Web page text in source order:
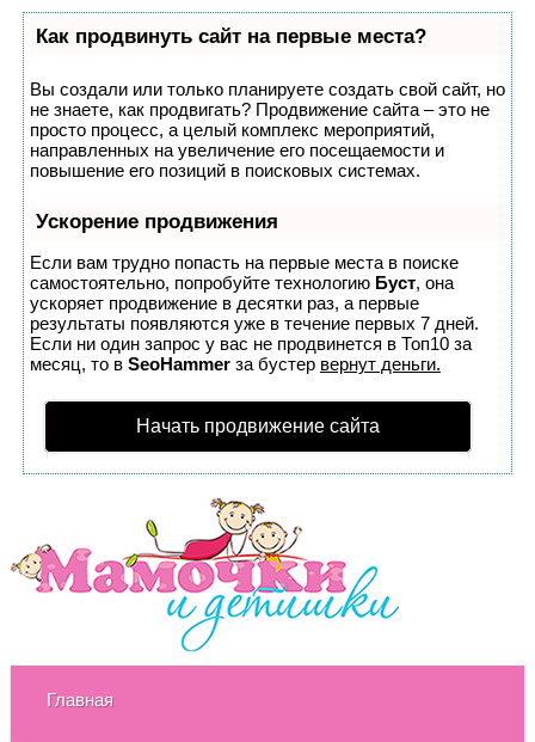
Как продвинуть сайт на первые места?
Вы создали или только планируете создать свой сайт, но
не знаете, как продвигать? Продвижение сайта – это не
просто процесс, а целый комплекс мероприятий,
направленных на увеличение его посещаемости и
повышение его позиций в поисковых системах.
Ускорение продвижения
Если вам трудно попасть на первые места в поиске
самостоятельно, попробуйте технологию Буст, она
ускоряет продвижение в десятки раз, а первые
результаты появляются уже в течение первых 7 дней.
Если ни один запрос у вас не продвинется в Топ10 за
месяц, то в SeoHammerза бустер вернут деньги.
Начать продвижение сайта
Главная